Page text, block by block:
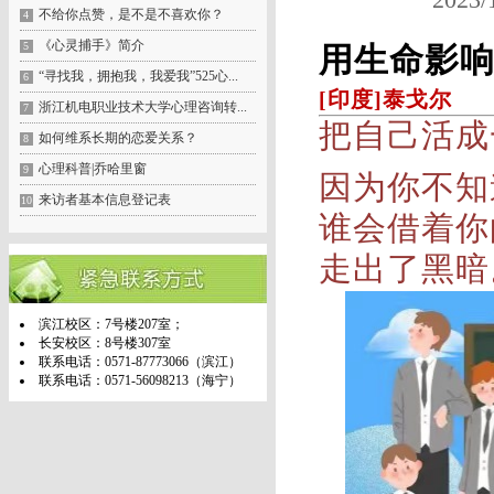
用生命影
[印度]泰戈尔
把自己活
因为你不
谁会借着
走出了黑
4 不给你点赞，是不是不喜欢你？
5 《心灵捕手》简介
6 “寻找我，拥抱我，我爱我”525心...
7 浙江机电职业技术大学心理咨询转...
8 如何维系长期的恋爱关系？
9 心理科普|乔哈里窗
10 来访者基本信息登记表
滨江校区：7号楼207室；
长安校区：8号楼307室
联系电话：0571-87773066（滨江）
联系电话：0571-56098213（海宁）